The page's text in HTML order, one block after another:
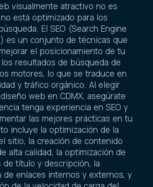
visualmente atractivo no es
está optimizado para los
El SEO (Search Engine
es un conjunto de técnicas que
el posicionamiento de tu
resultados de búsqueda de
motores, lo que se traduce en
y tráfico orgánico. Al elegir
web en CDMX, asegúrate
tenga experiencia en SEO y
las mejores prácticas en tu
incluye la optimización de la
sitio, la creación de contenido
alta calidad, la optimización de
de título y descripción, la
de enlaces internos y externos, y